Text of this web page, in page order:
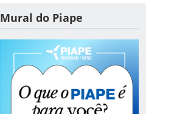
Mural do Piape